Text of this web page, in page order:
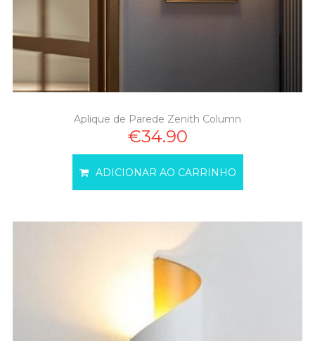
Aplique de Parede Zenith Column
€34.90
ADICIONAR AO CARRINHO